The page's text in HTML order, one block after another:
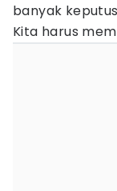
banyak
Kita harus